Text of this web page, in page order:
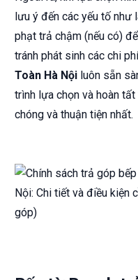
lưu ý đến các yếu tố như
phạt trả chậm (nếu có)
tránh phát sinh các chi
Toàn Hà Nội luôn sẵn
trình lựa chọn và hoàn
chóng và thuận tiện nhất.